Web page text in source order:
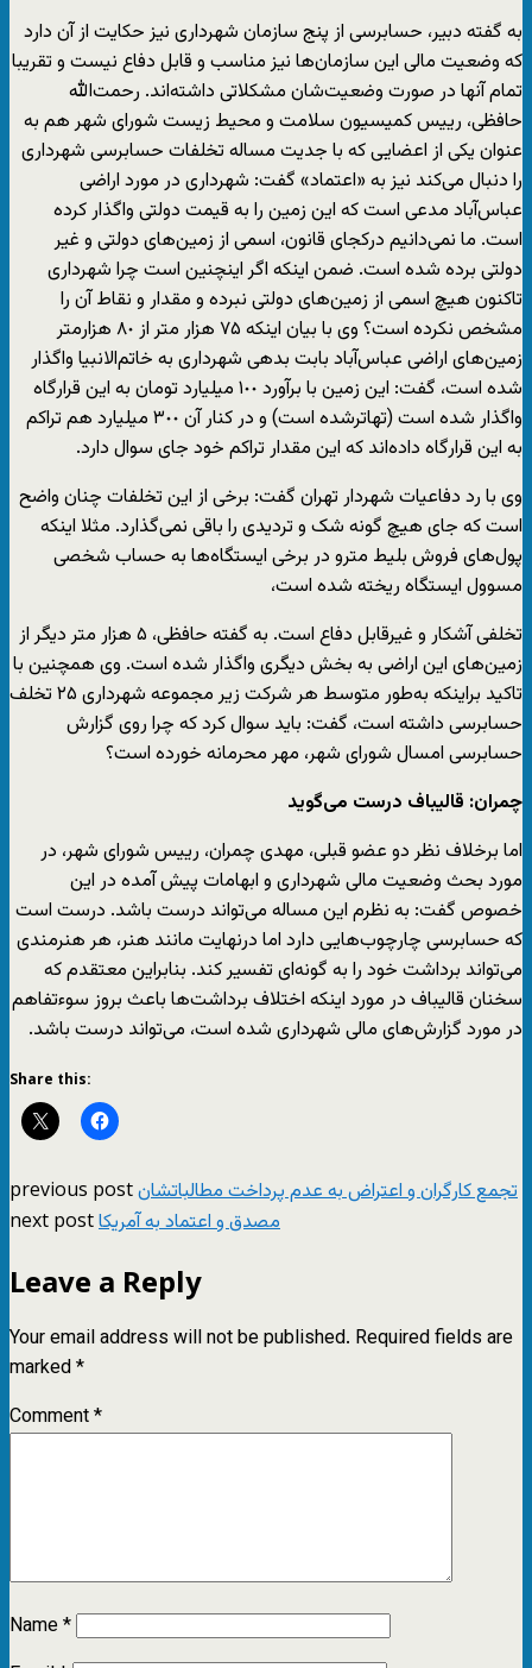
به گفته دبیر، حسابرسی از پنج سازمان شهرداری نیز حکایت از آن دارد
که وضعیت مالی این سازمان‌ها نیز مناسب و قابل دفاع نیست و تقریبا
تمام آنها در صورت وضعیت‌شان مشکلاتی داشته‌اند. رحمت‌الله
حافظی، رییس کمیسیون سلامت و محیط زیست شورای شهر هم به
عنوان یکی از اعضایی که با جدیت مساله تخلفات حسابرسی شهرداری
را دنبال می‌کند نیز به «اعتماد» گفت: شهرداری در مورد اراضی
عباس‌آباد مدعی است که این زمین را به قیمت دولتی واگذار کرده
است. ما نمی‌دانیم درکجای قانون، اسمی از زمین‌های دولتی و غیر
دولتی برده شده است. ضمن اینکه اگر اینچنین است چرا شهرداری
تاکنون هیچ اسمی از زمین‌های دولتی نبرده و مقدار و نقاط آن را
مشخص نکرده است؟ وی با بیان اینکه ٧۵ هزار متر از ٨٠ هزارمتر
زمین‌های اراضی عباس‌آباد بابت بدهی شهرداری به خاتم‌الانبیا واگذار
شده است، گفت: این زمین با برآورد ١٠٠ میلیارد تومان به این قرارگاه
واگذار شده است (تهاترشده است) و در کنار آن ٣٠٠ میلیارد هم تراکم
به این قرارگاه داده‌اند که این مقدار تراکم خود جای سوال دارد.
وی با رد دفاعیات شهردار تهران گفت: برخی از این تخلفات چنان واضح
است که جای هیچ گونه شک و تردیدی را باقی نمی‌گذارد. مثلا اینکه
پول‌های فروش بلیط مترو در برخی ایستگاه‌ها به حساب شخصی
مسوول ایستگاه ریخته شده است،
تخلفی آشکار و غیرقابل دفاع است. به گفته حافظی، ۵ هزار متر دیگر از
زمین‌های این اراضی به بخش دیگری واگذار شده است. وی همچنین با
تاکید براینکه به‌طور متوسط هر شرکت زیر مجموعه شهرداری ٢۵ تخلف
حسابرسی داشته است، گفت: باید سوال کرد که چرا روی گزارش
حسابرسی امسال شورای شهر، مهر محرمانه خورده است؟
چمران: قالیباف درست می‌گوید
اما برخلاف نظر دو عضو قبلی، مهدی چمران، رییس شورای شهر، در
مورد بحث وضعیت مالی شهرداری و ابهامات پیش آمده در این
خصوص گفت: به نظرم این مساله می‌تواند درست باشد. درست است
که حسابرسی چارچوب‌هایی دارد اما درنهایت مانند هنر، هر هنرمندی
می‌تواند برداشت خود را به گونه‌ای تفسیر کند. بنابراین معتقدم که
سخنان قالیباف در مورد اینکه اختلاف برداشت‌ها باعث بروز سوءتفاهم
در مورد گزارش‌های مالی شهرداری شده است، می‌تواند درست باشد.
Share this:
previous postتجمع کارگران و اعتراض به عدم پرداخت مطالباتشان
next postمصدق و اعتماد به آمریکا
Leave a Reply
Your email address will not be published. Required fields are
marked*
Comment*
Name*